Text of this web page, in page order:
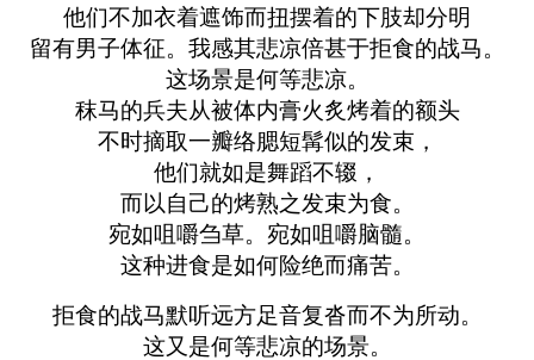
他们不加衣着遮饰而扭摆着的下肢却分明
留有男子体征。我感其悲凉倍甚于拒食的战马。
这场景是何等悲凉。
秣马的兵夫从被体内膏火炙烤着的额头
不时摘取一瓣络腮短髯似的发束，
他们就如是舞蹈不辍，
而以自己的烤熟之发束为食。
宛如咀嚼刍草。宛如咀嚼脑髓。
这种进食是如何险绝而痛苦。
拒食的战马默听远方足音复沓而不为所动。
这又是何等悲凉的场景。